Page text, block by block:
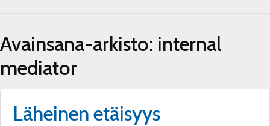
Avainsana-arkisto: internal
mediator
Läheinen etäisyys